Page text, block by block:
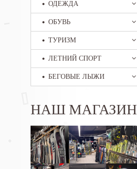
ОДЕЖДА
ОБУВЬ
ТУРИЗМ
ЛЕТНИЙ СПОРТ
БЕГОВЫЕ ЛЫЖИ
НАШ МАГАЗИН